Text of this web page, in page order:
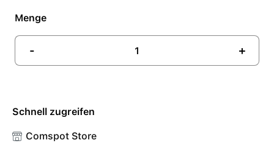
Menge
- +
Schnell zugreifen
Comspot Store